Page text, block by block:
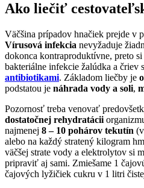
Ako liečiť
Väčšina prípadov hnačiek prejde v
Vírusová infekcia nevyžaduje
dokonca kontraproduktívne, preto
bakteriálne infekcie žalúdka a čriev
antibiotikami. Základom liečby je
podstatou je náhrada vody a soli,
Pozornosť treba venovať
dostatočnej rehydratácii
najmenej 8 – 10 pohárov tekutín
alebo na každý stratený kilogram
väčšej strate vody a elektrolytov si
pripraviť aj sami. Zmiešame 1
čajových lyžičiek cukru v 1 litri